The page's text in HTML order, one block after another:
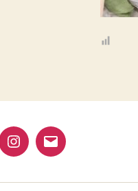
Instagram
Email